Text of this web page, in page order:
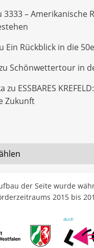
3333 – Amerikanische
Ein Rückblick in die
Schönwettertour in
zu ESSBARES
Zukunft
der Seite wurde
2015 bis